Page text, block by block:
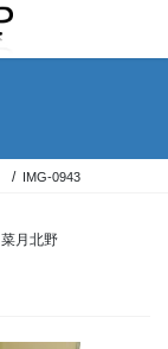
IMG-0943
菜月北野